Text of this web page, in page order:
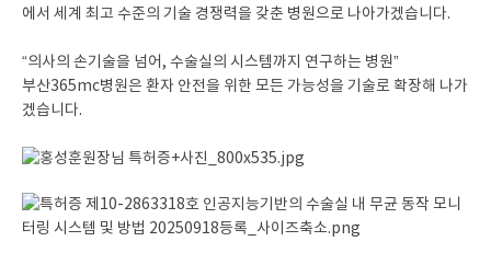
에서 세계 최고 수준의 기술 경쟁력을 갖춘 병원으로 나아가겠습니다.
“의사의 손기술을 넘어, 수술실의 시스템까지 연구하는 병원”
부산365mc병원은 환자 안전을 위한 모든 가능성을 기술로 확장해 나가
겠습니다.